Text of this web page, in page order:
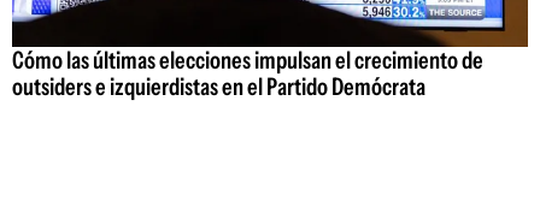
Cómo las últimas elecciones impulsan el crecimiento de
outsiders e izquierdistas en el Partido Demócrata